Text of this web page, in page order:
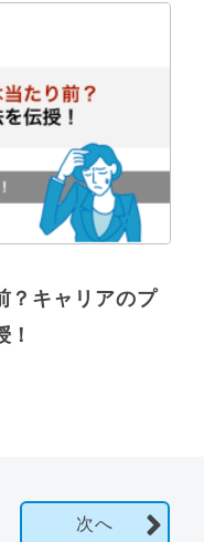
？キャリアのプ
次へ